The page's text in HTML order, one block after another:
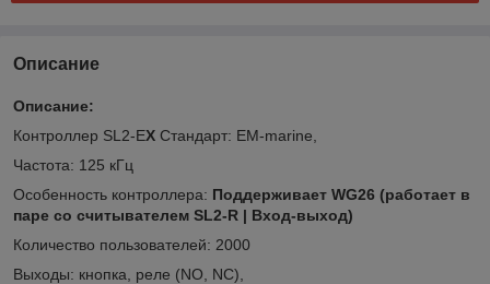
Описание
Описание:
Контроллер SL2-EX Стандарт: EM-marine,
Частота: 125 кГц
Особенность контроллера: Поддерживает WG26 (работает в
паре со считывателем SL2-R | Вход-выход)
Количество пользователей: 2000
Выходы: кнопка, реле (NO, NC),